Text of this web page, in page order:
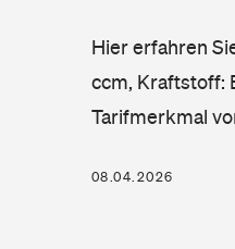
Hier erfahren
ccm, Kraftstoff:
Tarifmerkmal
08.04.2026